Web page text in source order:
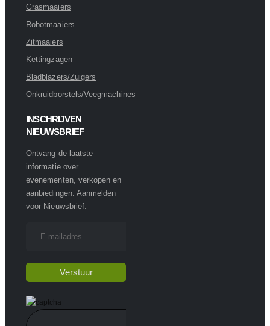
Grasmaaiers
Robotmaaiers
Zitmaaiers
Kettingzagen
Bladblazers/Zuigers
Onkruidborstels/Veegmachines
INSCHRIJVEN
NIEUWSBRIEF
Ontvang de laatste
informatie over
evenementen, verkopen en
aanbiedingen. Aanmelden
voor Nieuwsbrief: